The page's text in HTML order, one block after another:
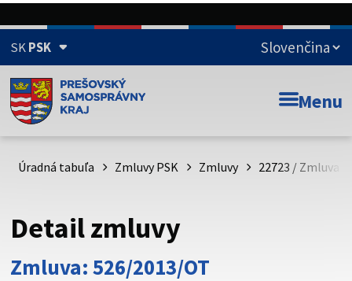
SKPSK
Doména psk.sk je oficiálna
Toto je oficiálna webová stránka Prešovského
psk.sk.
Buďte pozorní a vždy sa uistite, že zdieľate informácie iba
cez zabezpečenú webovú stránku. Zabezpečená stránka
vždy začína https:// pred názvom domény webového sídla.
Menu
Úradná tabuľa Zmluvy PSK Zmluvy 22723 / Zmluva
Detail zmluvy
Zmluva: 526/2013/OT